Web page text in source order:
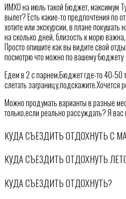
ИМХО на июль такой бюджет, максимум
вылет? Есть какие-то предпочтения по
хотите или экскурсии, в плане покушать
на сколько дней, близость к морю
Просто опишите как вы видите свой
посмотрю что можно по вашему бюджету
Едем в 2 с парнем.Бюджет где-то 40-50
слетать заграницу,подскажите.Хочется
Можно продумать варианты в разные
только,если реально рассуждать? Я вас
КУДА СЪЕЗДИТЬ ОТДОХНУТЬ С
КУДА СЪЕЗДИТЬ ОТДОХНУТЬ
КУДА СЪЕЗДИТЬ ОТДОХНУТЬ?